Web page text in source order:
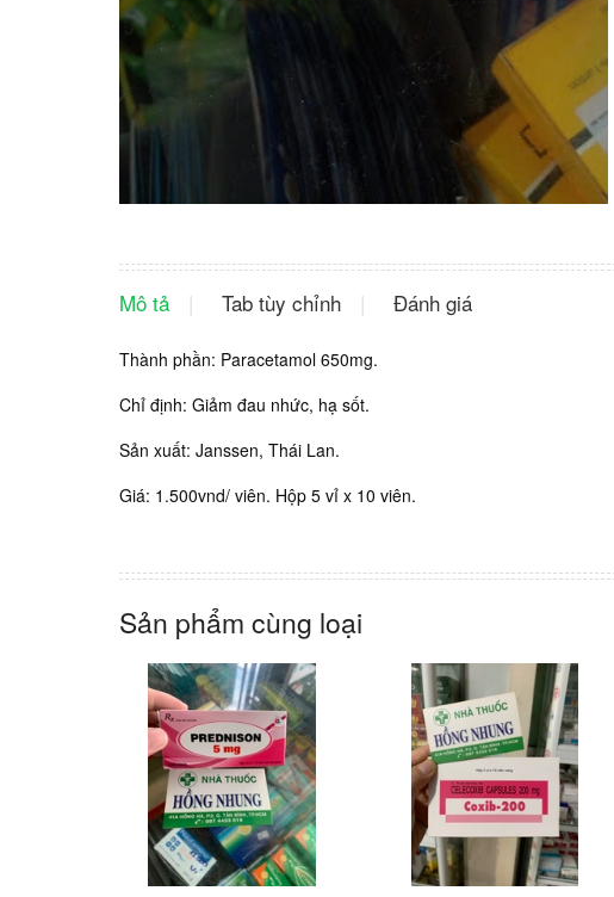
Mô tả Tab tùy chỉnh Đánh giá
Thành phần: Paracetamol 650mg.
Chỉ định: Giảm đau nhức, hạ sốt.
Sản xuất: Janssen, Thái Lan.
Giá: 1.500vnd/ viên. Hộp 5 vỉ x 10 viên.
Sản phẩm cùng loại